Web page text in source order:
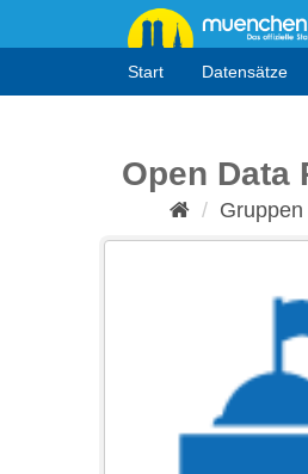
Start Datensätze
Open Data
Gruppen